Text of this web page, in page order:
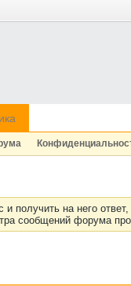
получить на него
сообщений форума